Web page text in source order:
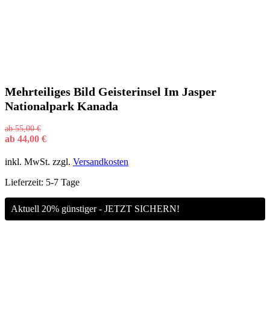
Mehrteiliges Bild Geisterinsel Im Jasper
Nationalpark Kanada
ab55,00€
ab 44,00 €
inkl. MwSt. zzgl. Versandkosten
Lieferzeit: 5-7 Tage
Aktuell 20% günstiger - JETZT SICHERN!